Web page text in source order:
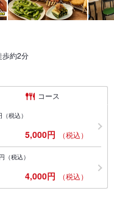
歩約2分
コース
税込）
5,000円 （税込）
税込）
4,000円 （税込）